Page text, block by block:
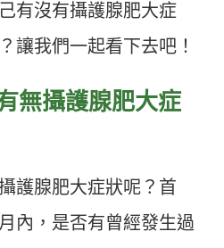
有沒有攝護腺肥大症
讓我們一起看下去吧！
無攝護腺肥大症
護腺肥大症狀呢？首
內，是否有曾經發生過